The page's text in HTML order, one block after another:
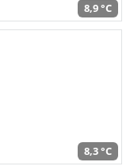
8,9 °C
8,3 °C